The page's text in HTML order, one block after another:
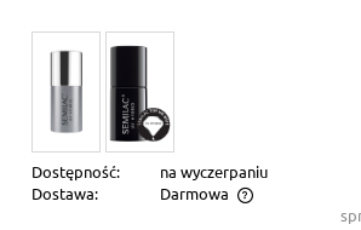
Dostępność:
na wyczerpaniu
Dostawa:
Darmowa
Cena nie zawiera ewentualnych kosztów